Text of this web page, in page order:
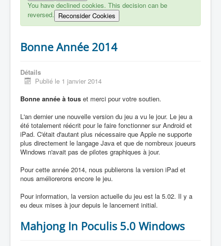
You have declined cookies. This decision can be
reversed. Reconsider Cookies
Bonne Année 2014
Détails
Publié le 1 janvier 2014
Bonne année à tous et merci pour votre soutien.
L'an dernier une nouvelle version du jeu a vu le jour. Le jeu a
été totalement réécrit pour le faire fonctionner sur Android et
iPad. C'était d'autant plus nécessaire que Apple ne supporte
plus directement le langage Java et que de nombreux joueurs
Windows n'avait pas de pilotes graphiques à jour.
Pour cette année 2014, nous publierons la version iPad et
nous améliorerons encore le jeu.
Pour information, la version actuelle du jeu est la 5.02. Il y a
eu deux mises à jour depuis le lancement initial.
Mahjong In Poculis 5.0 Windows